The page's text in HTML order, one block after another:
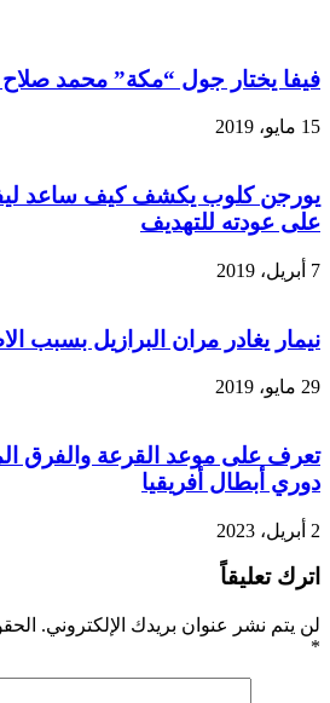
فيفا يختار جول “مكة” محمد
15 مايو، 2019
يورجن كلوب يكشف كيف ساعد
على عودته للتهديف
7 أبريل، 2019
نيمار يغادر مران البرازيل بسبب
29 مايو، 2019
تعرف على موعد القرعة والفرق
دوري أبطال أفريقيا
2 أبريل، 2023
اترك تعليقاً
لن يتم نشر عنوان بريدك الإلكتروني.
*